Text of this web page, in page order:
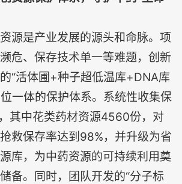
是产业发展的源头和命脉。项
危、保存技术单一等难题，创新
“活体圃+种子超低温库+DNA库
一体的保护体系。系统性收集保
其中花类药材资源4560份，对
救保存率达到98%，并升级为省
库，为中药资源的可持续利用奠
备。同时，团队开发的“分子标